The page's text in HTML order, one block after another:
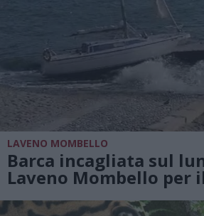
LAVENO MOMBELLO
Barca incagliata sul
Laveno Mombello per